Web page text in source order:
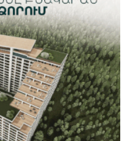
մնացած քաղաքացու
10 ժամ առաջ
շարժումը
Ամենայն Հայոց
10 ժամ առաջ